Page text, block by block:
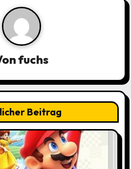
fuchs
Beitrag